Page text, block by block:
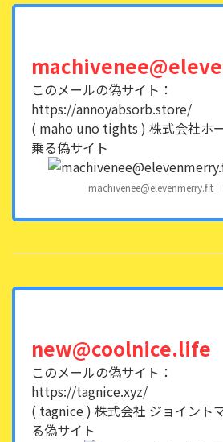
このメールの偽サイト：
https://annoyabsorb.store/
( maho uno tights ) 株式会社ホ
乗る偽サイト
machivenee@elevenmerry.fit
new@coolnice.life
このメールの偽サイト：
https://tagnice.xyz/
( tagnice ) 株式会社 ジョイント
る偽サイト